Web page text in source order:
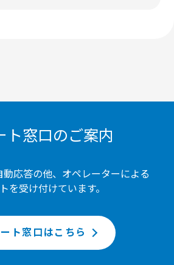
ト窓口のご案内
応答の他、オペレーターによる
を受け付けています。
ト窓口はこちら